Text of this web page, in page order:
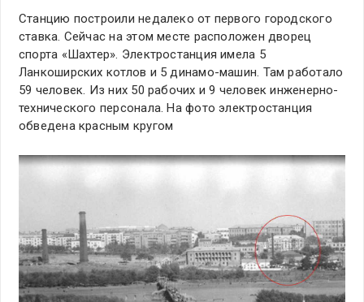
Станцию построили недалеко от первого городского
ставка. Сейчас на этом месте расположен дворец
спорта «Шахтер». Электростанция имела 5
Ланкоширских котлов и 5 динамо-машин. Там работало
59 человек. Из них 50 рабочих и 9 человек инженерно-
технического персонала. На фото электростанция
обведена красным кругом